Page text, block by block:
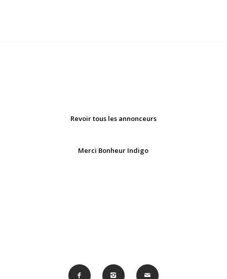
Revoir tous les annonceurs
Merci Bonheur Indigo